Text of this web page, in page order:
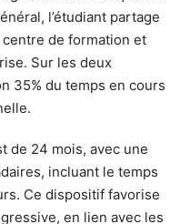
l’étudiant partage
de formation et
Sur les deux
35% du temps en cours
de 24 mois, avec une
incluant le temps
Ce dispositif favorise
en lien avec les